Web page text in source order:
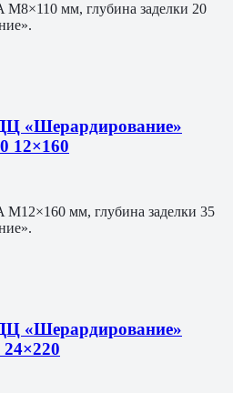
мм, глубина заделки 20
«Шерардирование»
12×160
мм, глубина заделки 35
«Шерардирование»